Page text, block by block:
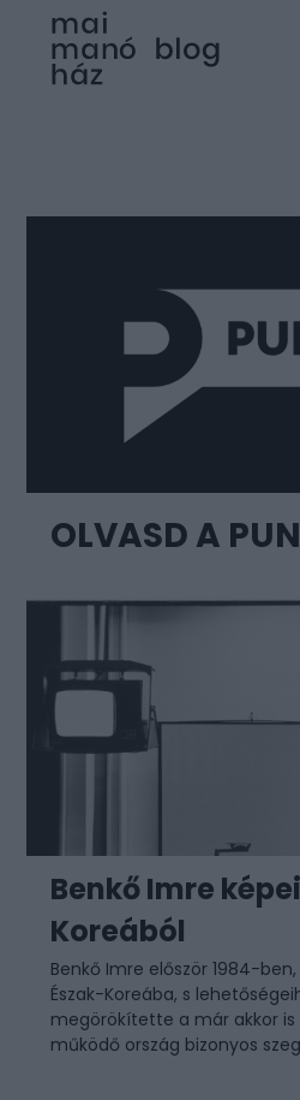
OLVASD A
Benkő Imre
Koreából
Benkő Imre először 1984-
Észak-Koreába, s
megörökítette a már akkor
működő ország bizonyos